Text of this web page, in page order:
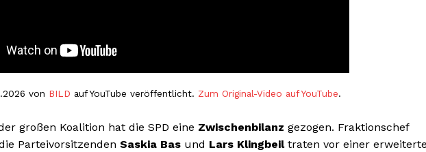
von BILD auf YouTube veröffentlicht. Zum Original-Video auf YouTube.
großen Koalition hat die SPD eine Zwischenbilanz gezogen. Fraktionschef
Parteivorsitzenden Saskia Bas und Lars Klingbeiltraten vor einer